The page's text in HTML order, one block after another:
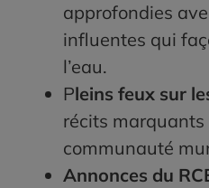
approfondies
influentes qui
l’eau.
Pleins feux sur
récits marquants
communauté
Annonces du